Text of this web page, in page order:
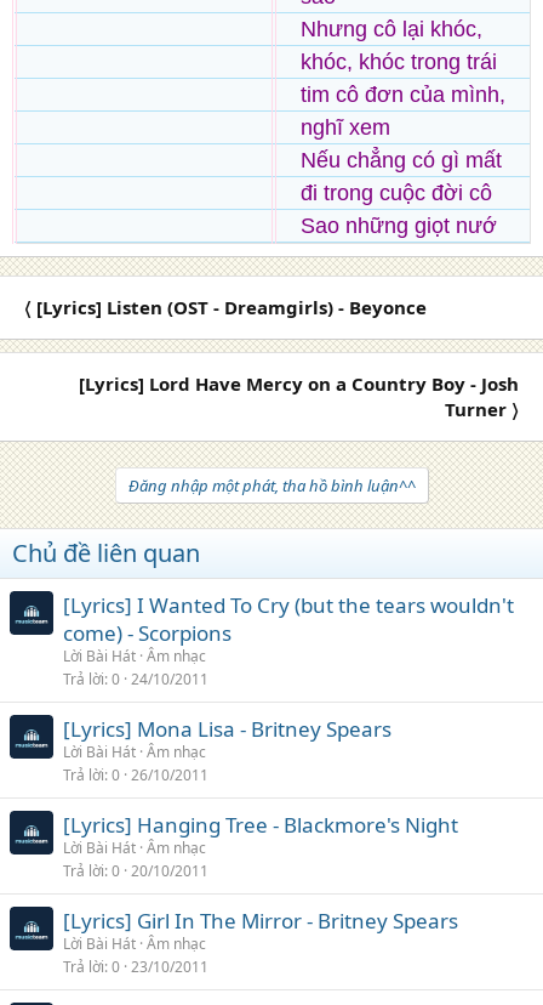
Nhưng cô lại khóc,
khóc, khóc trong trái
tim cô đơn của mình,
nghĩ xem
Nếu chẳng có gì mất
đi trong cuộc đời cô
Sao những giọt nướ
〈 [Lyrics] Listen (OST - Dreamgirls) - Beyonce
[Lyrics] Lord Have Mercy on a Country Boy - Josh
Turner 〉
Đăng nhập một phát, tha hồ bình luận^^
Chủ đề liên quan
[Lyrics] I Wanted To Cry (but the tears wouldn't
come) - Scorpions
Lời Bài Hát Âm nhạc
Trả lời 0 24/10/2011
[Lyrics] Mona Lisa - Britney Spears
Lời Bài Hát Âm nhạc
Trả lời 0 26/10/2011
[Lyrics] Hanging Tree - Blackmore's Night
Lời Bài Hát Âm nhạc
Trả lời 0 20/10/2011
[Lyrics] Girl In The Mirror - Britney Spears
Lời Bài Hát Âm nhạc
Trả lời 0 23/10/2011